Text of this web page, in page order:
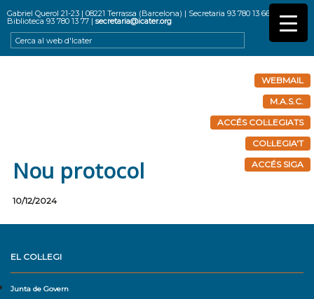
Gabriel Querol 21-23 | 08221 Terrassa (Barcelona) | Secretaria 93 780 13 66 |
Biblioteca 93 780 13 77 |secretaria@icater.org
WEBMAIL
M.A.S.C.
ACCÉS COL·LEGIATS
COL·LEGIA'T
ACCÉS SIGA
Nou protocol
10/12/2024
EL COL·LEGI
Junta de Govern